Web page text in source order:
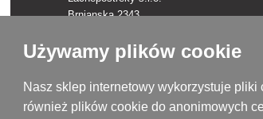
Brnianska 2343
+421 915 420 295
kontakt@lacnepostreky.sk
Pon - Pt 9:00 - 16:00
Używamy plików cookie
Nasz sklep internetowy wykorzystuje
również plików cookie do anonimowych